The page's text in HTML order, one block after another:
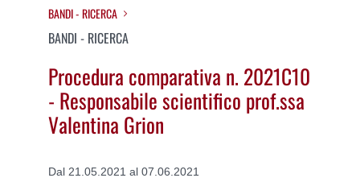
BANDI - RICERCA
BANDI - RICERCA
Procedura comparativa n. 2021C10
- Responsabile scientifico prof.ssa
Valentina Grion
Dal 21.05.2021 al 07.06.2021